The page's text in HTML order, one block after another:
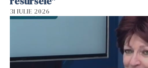
31 IULIE 2026